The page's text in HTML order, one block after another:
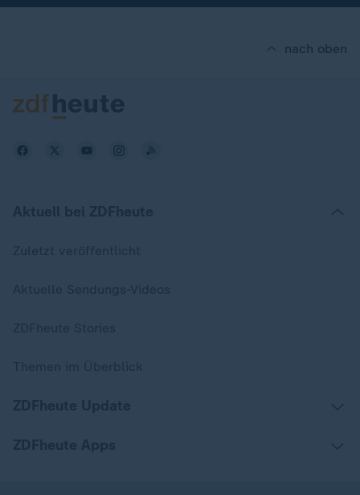
nach oben